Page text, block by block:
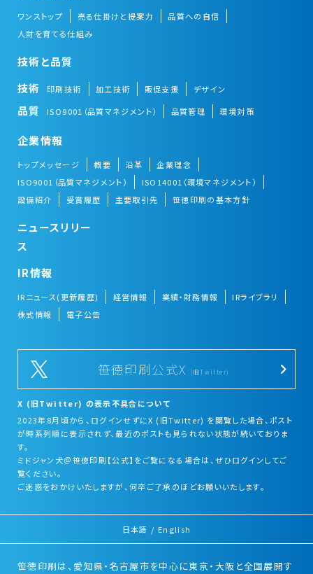
ワンストップ 売る仕掛けと提案力
品質への自信
人財を育てる仕組み
技術と品質
技術
印刷技術 加工技術 販促支援 デザイン
品質 ISO9001（品質マネジメント） 品質管理 環境対策
企業情報
トップメッセージ 概要 沿革
企業理念
ISO9001（品質マネジメント）
ISO14001（環境マネジメント）
設備紹介
受賞履歴 主要取引先 笹徳印刷の基本方針
ニュースリリー
ス
IR情報
IRニュース(更新履歴) 経営情報 業績・財務情報
IRライブラリ
株式情報
電子公告
笹徳印刷公式X (旧Twitter)
X (旧Twitter) の表示不具合について
2023年8月頃から、ログインせずにX (旧Twitter) を閲覧した場合、ポスト
が時系列順に表示されず、最近のポストも見られない状態が続いておりま
す。
ミドジャン犬＠笹徳印刷【公式】をご覧になる場合は、ぜひログインしてご
覧ください。
ご迷惑をおかけいたしますが、何卒ご了承のほどお願いいたします。
日本語 / English
笹徳印刷は、愛知県・名古屋市を中心に東京・大阪と全国展開す